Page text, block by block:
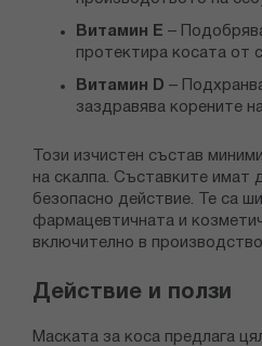
Витамин E –
протектира косата от
Витамин D –
заздравява корените
Този изчистен състав
на скалпа. Съставките имат
безопасно действие. Те са
фармацевтичната и
включително в
Действие и ползи
Маската за коса предлага